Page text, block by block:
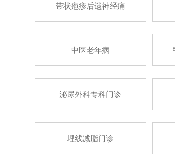
带状疱疹后遗神经痛
中医老年病
泌尿外科专科门诊
埋线减脂门诊